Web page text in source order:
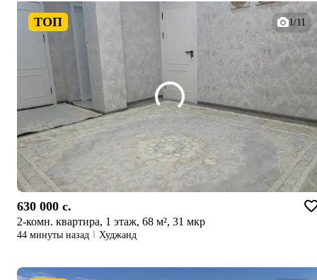
ТОП 1/11
630 000 c.
2-комн. квартира, 1 этаж, 68 м², 31 мкр
44 минуты назад Худжанд